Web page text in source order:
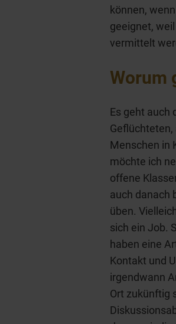
können,
geeignet,
vermittelt
Worum
Es geht auch
Menschen in
möchte ich
offene
auch danach
üben.
sich ein Job.
haben eine
Kontakt und
irgendwann
Ort zukünftig